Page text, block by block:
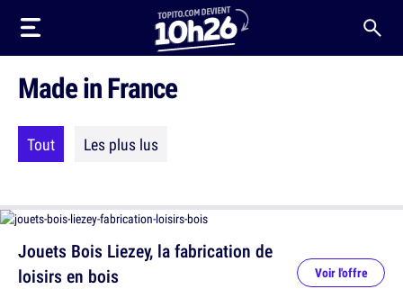
Made in France
Tout Les plus lus
Jouets Bois Liezey, la fabrication de
loisirs en bois
Voir l'offre